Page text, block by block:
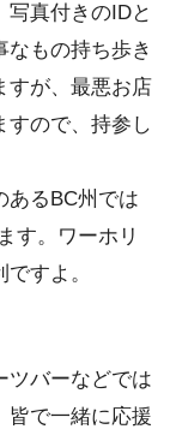
写真付きのIDと
なもの持ち歩き
すが、最悪お店
すので、持参し
あるBC州では
す。ワーホリ
すよ。
ツバーなどでは
皆で一緒に応援